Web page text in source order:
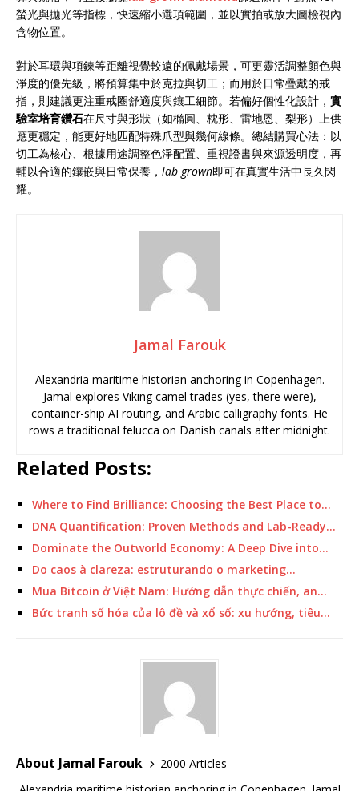
螢光與拋光等指標，快速縮小選項範圍，並以實拍或放大圖檢視內
含物位置。
對於耳環與項鍊等距離視覺較遠的佩戴場景，可更靈活調整顏色與
淨度的優先級，將預算集中於克拉與切工；而用於日常疊戴的戒
指，則建議更注重戒圈舒適度與鑲工細節。若偏好個性化設計， 實
驗室培育鑽石在尺寸與形狀（如橢圓、枕形、雷地恩、梨形）上供
應更穩定，能更好地匹配特殊爪型與幾何線條。總結購買心法：以
切工為核心、根據用途調整色淨配置、重視證書與來源透明度，再
輔以合適的鑲嵌與日常保養， lab grown即可在真實生活中長久閃
耀。
Jamal Farouk
Alexandria maritime historian anchoring in Copenhagen.
Jamal explores Viking camel trades (yes, there were),
container-ship AI routing, and Arabic calligraphy fonts. He
rows a traditional felucca on Danish canals after midnight.
Related Posts:
Where to Find Brilliance: Choosing the Best Place to…
DNA Quantification: Proven Methods and Lab-Ready…
Dominate the Outworld Economy: A Deep Dive into…
Do caos à clareza: estruturando o marketing…
Mua Bitcoin ở Việt Nam: Hướng dẫn thực chiến, an…
Bức tranh số hóa của lô đề và xổ số: xu hướng, tiêu…
About Jamal Farouk
2000 Articles